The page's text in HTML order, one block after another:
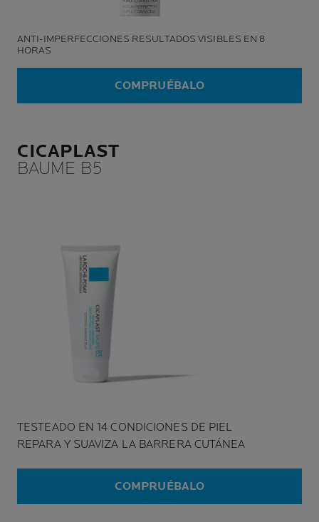
ANTI-IMPERFECCIONES RESULTADOS VISIBLES EN 8
HORAS
COMPRUÉBALO
CICAPLAST
BAUME B5
TESTEADO EN 14 CONDICIONES DE PIEL
REPARA Y SUAVIZA LA BARRERA CUTÁNEA
COMPRUÉBALO